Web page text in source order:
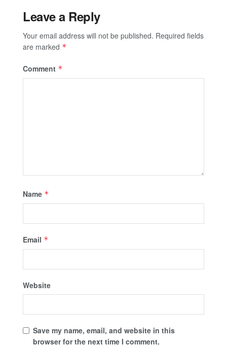
Leave a Reply
Your email address will not be published. Required fields
are marked *
Comment *
Name *
Email *
Website
Save my name, email, and website in this
browser for the next time I comment.